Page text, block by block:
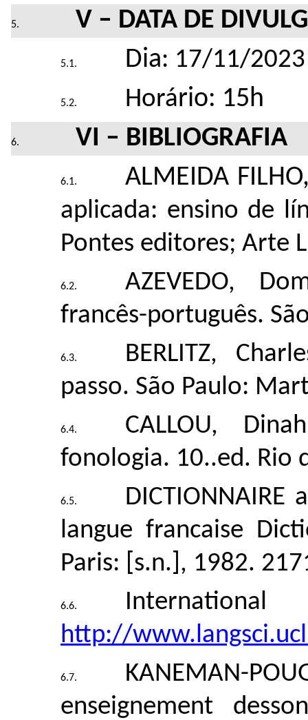
V – DATA DE
Dia: 17/11/2023
Horário: 15h
VI – BIBLIOGRAFIA
ALMEIDA
aplicada: ensino de
Pontes editores; Arte
AZEVEDO,
francês-português.
BERLITZ,
passo. São Paulo:
CALLOU,
fonologia. 10..ed. Rio
langue francaise
Paris: [s.n.], 1982.
http://
KANEMAN-
enseignement